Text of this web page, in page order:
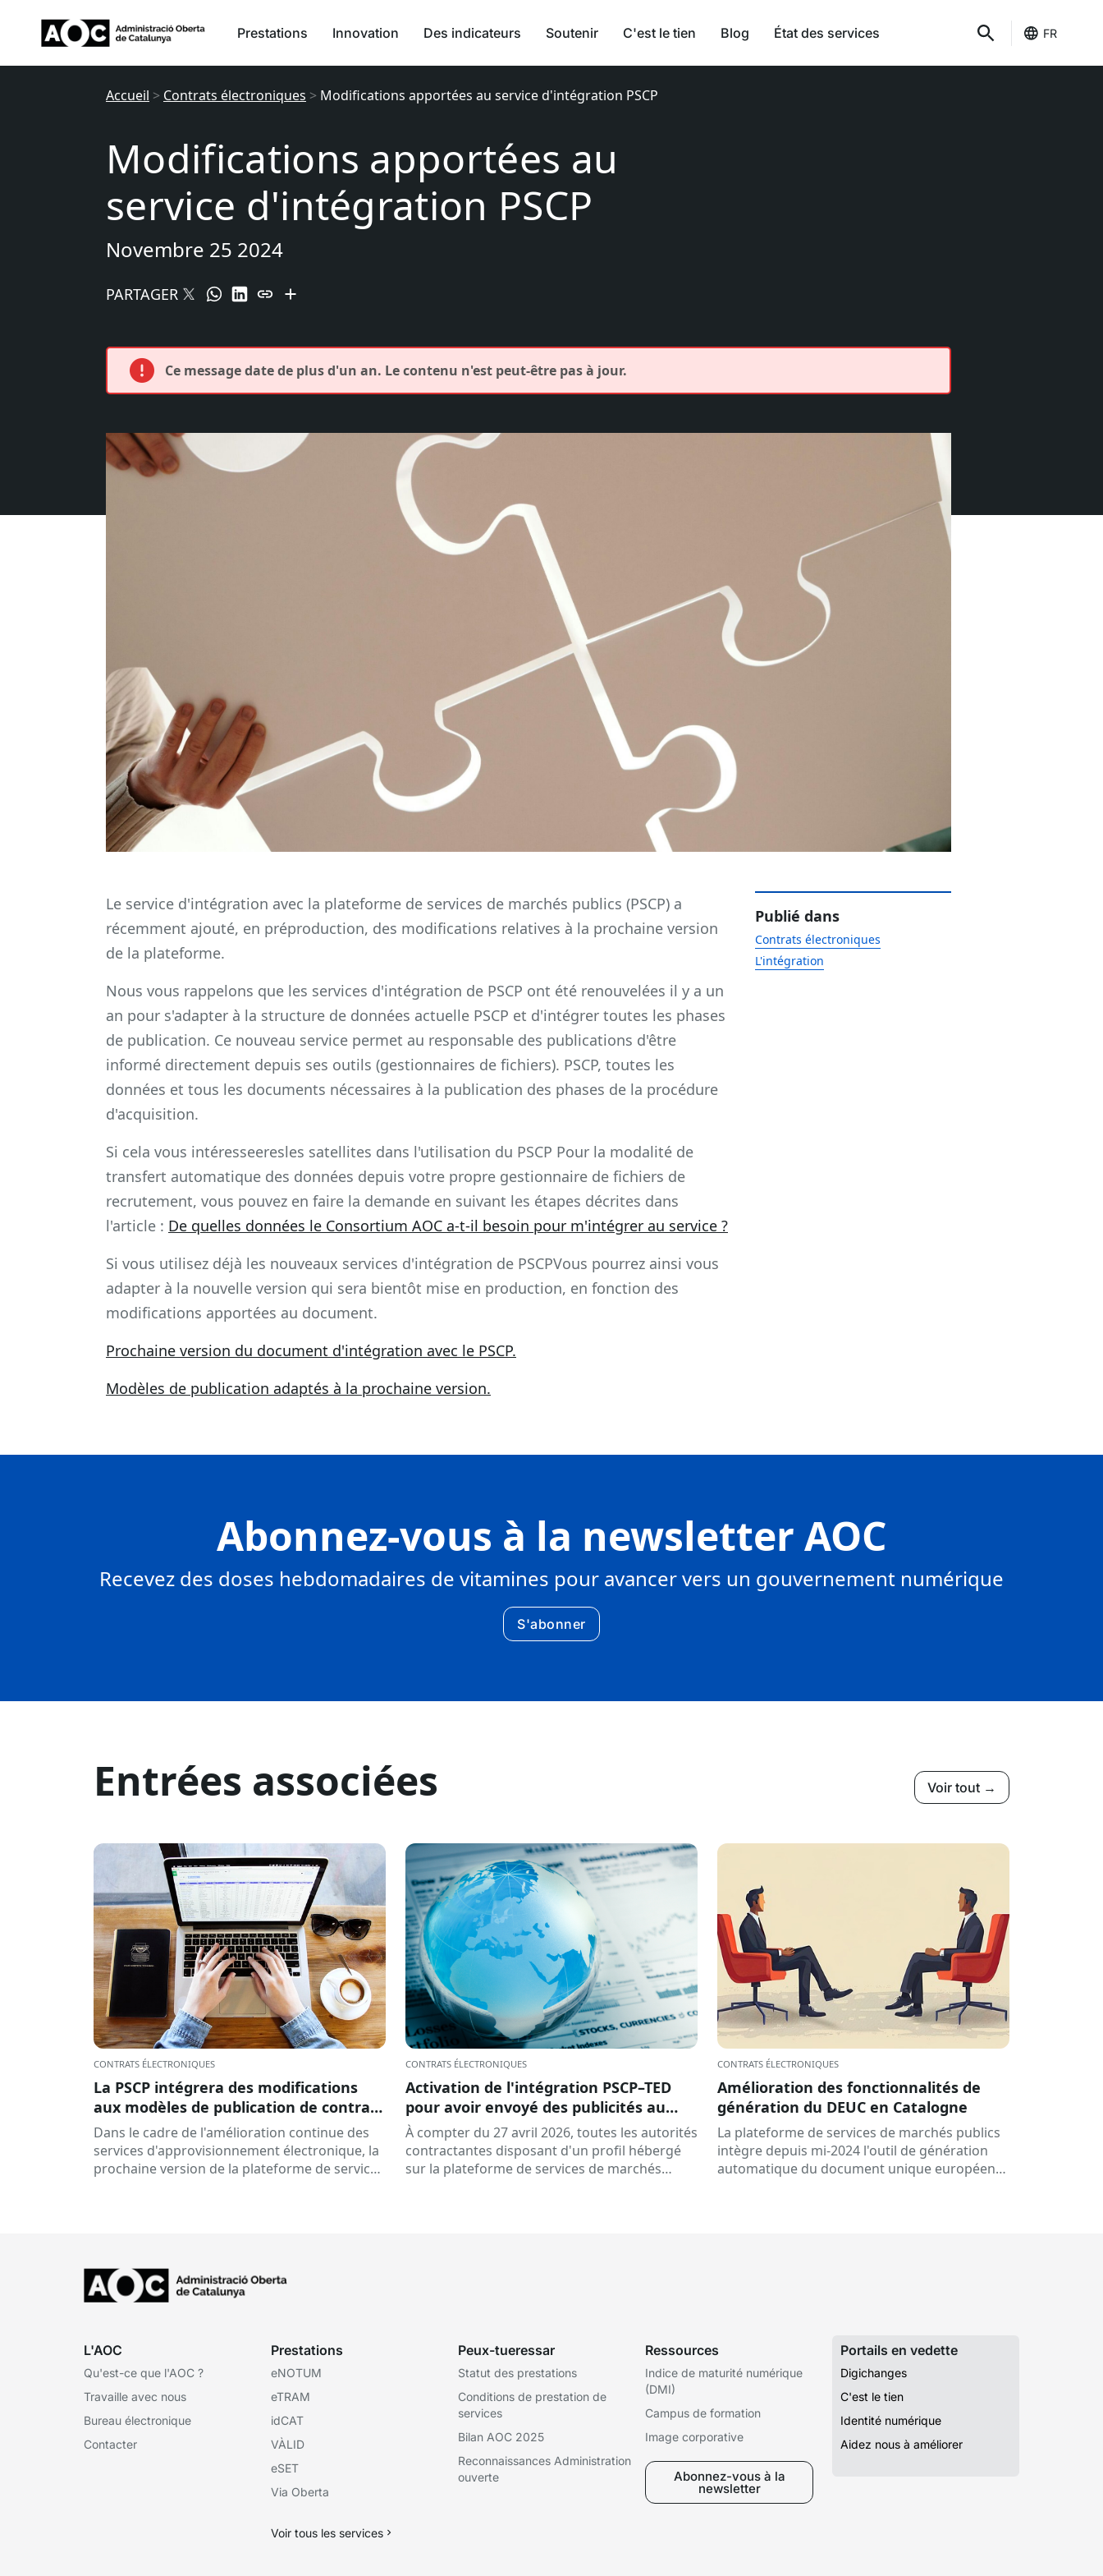
Prestations Innovation Des indicateurs Soutenir C'est le tien Blog État des services FR
Accueil > Contrats électroniques > Modifications apportées au service d'intégration PSCP
Modifications apportées au
service d'intégration PSCP
Novembre 25 2024
PARTAGER
Ce message date de plus d'un an. Le contenu n'est peut-être pas à jour.
Le service d'intégration avec la plateforme de services de marchés publics (PSCP) a
récemment ajouté, en préproduction, des modifications relatives à la prochaine version
de la plateforme.
Nous vous rappelons que les services d'intégration de PSCP ont été renouvelées il y a un
an pour s'adapter à la structure de données actuelle PSCP et d'intégrer toutes les phases
de publication. Ce nouveau service permet au responsable des publications d'être
informé directement depuis ses outils (gestionnaires de fichiers). PSCP, toutes les
données et tous les documents nécessaires à la publication des phases de la procédure
d'acquisition.
Si cela vous intéresseeresles satellites dans l'utilisation du PSCP Pour la modalité de
transfert automatique des données depuis votre propre gestionnaire de fichiers de
recrutement, vous pouvez en faire la demande en suivant les étapes décrites dans
l'article : De quelles données le Consortium AOC a-t-il besoin pour m'intégrer au service ?
Si vous utilisez déjà les nouveaux services d'intégration de PSCPVous pourrez ainsi vous
adapter à la nouvelle version qui sera bientôt mise en production, en fonction des
modifications apportées au document.
Prochaine version du document d'intégration avec le PSCP.
Modèles de publication adaptés à la prochaine version.
Publié dans
Contrats électroniques
L'intégration
Abonnez-vous à la newsletter AOC
Recevez des doses hebdomadaires de vitamines pour avancer vers un gouvernement numérique
S'abonner
Entrées associées Voir tout →
CONTRATS ÉLECTRONIQUES
La PSCP intégrera des modifications
aux modèles de publication de contrats
agrégés afin d'améliorer l'intégration
avec le RPC
Dans le cadre de l'amélioration continue des
services d'approvisionnement électronique, la
prochaine version de la plateforme de services
CONTRATS ÉLECTRONIQUES
Activation de l'intégration PSCP–TED
pour avoir envoyé des publicités au
DOUE
À compter du 27 avril 2026, toutes les autorités
contractantes disposant d'un profil hébergé
sur la plateforme de services de marchés
CONTRATS ÉLECTRONIQUES
Amélioration des fonctionnalités de
génération du DEUC en Catalogne
La plateforme de services de marchés publics
intègre depuis mi-2024 l'outil de génération
automatique du document unique européen
L'AOC
Qu'est-ce que l'AOC ?
Travaille avec nous
Bureau électronique
Contacter
Prestations
eNOTUM
eTRAM
idCAT
VÀLID
eSET
Via Oberta
Voir tous les services
Peux-tueressar
Statut des prestations
Conditions de prestation de
services
Bilan AOC 2025
Reconnaissances Administration
ouverte
Ressources
Indice de maturité numérique
(DMI)
Campus de formation
Image corporative
Abonnez-vous à la
newsletter
Portails en vedette
Digichanges
C'est le tien
Identité numérique
Aidez nous à améliorer